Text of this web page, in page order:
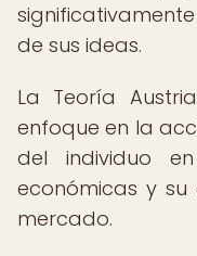
de sus ideas.
La Teoría
enfoque en la
del individuo
económicas y su
mercado.